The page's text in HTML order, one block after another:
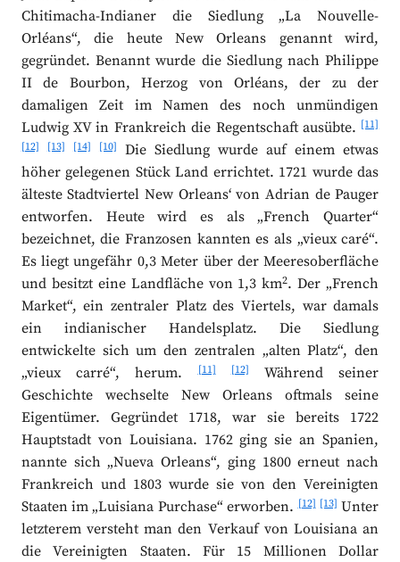
Chitimacha-Indianer die Siedlung „La Nouvelle-
Orléans“, die heute New Orleans genannt wird,
gegründet. Benannt wurde die Siedlung nach Philippe
II de Bourbon, Herzog von Orléans, der zu der
damaligen Zeit im Namen des noch unmündigen
Ludwig XV in Frankreich die Regentschaft ausübte. [11]
[12]
[13] [14] [10]
Die Siedlung wurde auf einem etwas
höher gelegenen Stück Land errichtet. 1721 wurde das
älteste Stadtviertel New Orleans‘ von Adrian de Pauger
entworfen. Heute wird es als „French Quarter“
bezeichnet, die Franzosen kannten es als „vieux caré“.
Es liegt ungefähr 0,3 Meter über der Meeresoberfläche
und besitzt eine Landfläche von 1,3 km2. Der „French
Market“, ein zentraler Platz des Viertels, war damals
ein indianischer Handelsplatz. Die Siedlung
entwickelte sich um den zentralen „alten Platz“, den
„vieux carré“, herum.[11] [12]
Während seiner
Geschichte wechselte New Orleans oftmals seine
Eigentümer. Gegründet 1718, war sie bereits 1722
Hauptstadt von Louisiana. 1762 ging sie an Spanien,
nannte sich „Nueva Orleans“, ging 1800 erneut nach
Frankreich und 1803 wurde sie von den Vereinigten
Staaten im „Luisiana Purchase“ erworben.[12] [13] Unter
letzterem versteht man den Verkauf von Louisiana an
die Vereinigten Staaten. Für 15 Millionen Dollar